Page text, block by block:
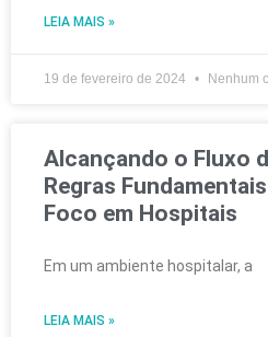
LEIA MAIS »
19 de fevereiro de 2024 Nenhum
Alcançando o Fluxo
Regras
Foco em Hospitais
Em um ambiente hospitalar, a
LEIA MAIS »